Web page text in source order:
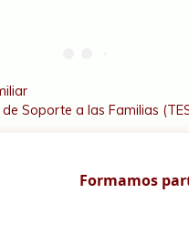
Soporte a las Familias
Formamos